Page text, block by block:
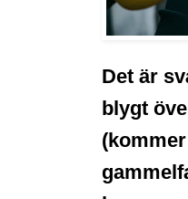
Det är
blygt